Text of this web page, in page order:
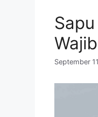
September